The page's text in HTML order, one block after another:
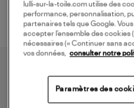
lulli-sur-la-toile.com utilise des
performance, personnalisation,
partenaires tels que Google.
accepter l’ensemble des cookies
nécessaires (« Continuer sans
vos données, consulter notre
Paramètres des